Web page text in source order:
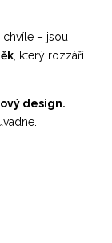
– jsou
, který rozzáří
design.